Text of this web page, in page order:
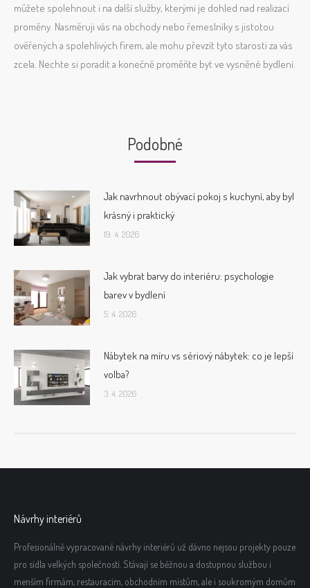
můžete spolehnout i na další služby, kterými je dohled nad realizací
proměny. Nasměruji vás na obchody nebo řemeslníky s jistotou
ověřených a spolehlivých firem, ale mohu převzít tyto starosti za vás
zcela. Nechte si poradit a konečně proměňte byt ve vysněné bydlení.
Podobné
Jak navrhnout obývací pokoj s kuchyní, aby byl
krásný i praktický
19. 4. 2026
Jak vybrat barvy do interiéru: psychologie
barev v bydlení
5. 4. 2026
Nábytek na míru vs sériový nábytek: co je lepší
volba?
3. 4. 2026
Návrhy interiérů
Profesionálně vypracované návrhy interiérů už dávno nejsou projekty pouze
pro sídla velkých společností. Stávají se běžnou a dostupnou službou i
menším firmám, restauracím, obchodním místům, ale i soukromým domům